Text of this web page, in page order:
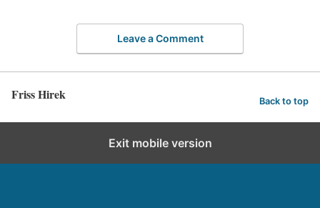
Leave a Comment
Friss Hirek Back to top
Exit mobile version